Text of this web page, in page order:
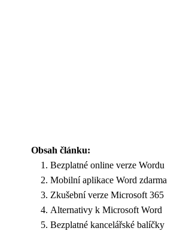
Obsah článku:
Bezplatné online verze Wordu
Mobilní aplikace Word zdarma
Zkušební verze Microsoft 365
Alternativy k Microsoft Word
Bezplatné kancelářské balíčky